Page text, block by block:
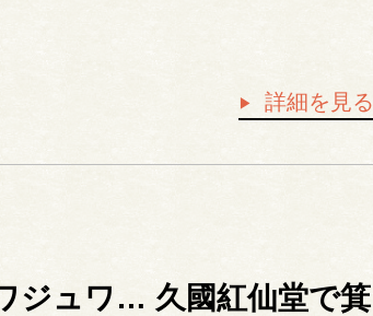
詳細を見る
ジュワ… 久國紅仙堂で箕